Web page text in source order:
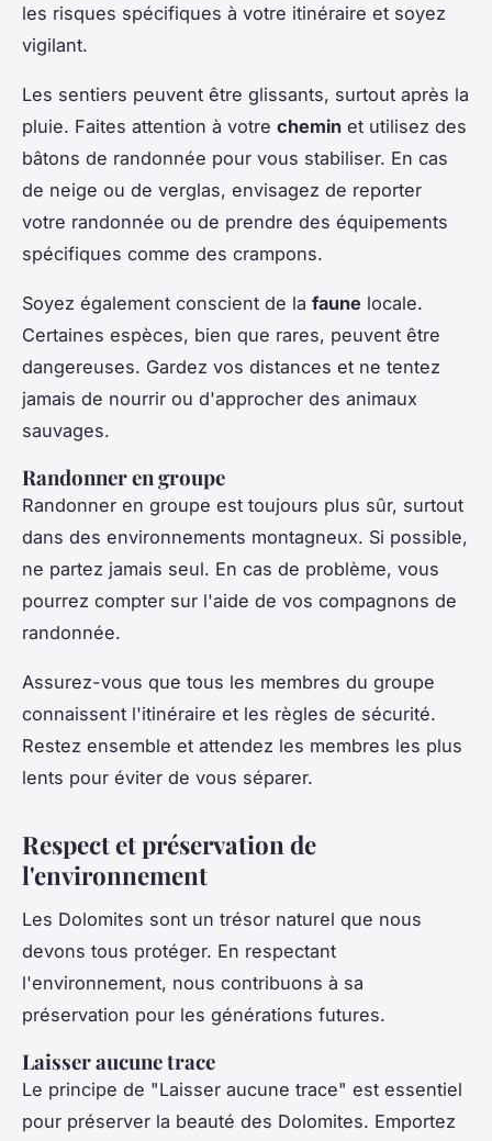
les risques spécifiques à votre itinéraire et soyez
vigilant.
Les sentiers peuvent être glissants, surtout après la
pluie. Faites attention à votre chemin et utilisez des
bâtons de randonnée pour vous stabiliser. En cas
de neige ou de verglas, envisagez de reporter
votre randonnée ou de prendre des équipements
spécifiques comme des crampons.
Soyez également conscient de la faune locale.
Certaines espèces, bien que rares, peuvent être
dangereuses. Gardez vos distances et ne tentez
jamais de nourrir ou d'approcher des animaux
sauvages.
Randonner en groupe
Randonner en groupe est toujours plus sûr, surtout
dans des environnements montagneux. Si possible,
ne partez jamais seul. En cas de problème, vous
pourrez compter sur l'aide de vos compagnons de
randonnée.
Assurez-vous que tous les membres du groupe
connaissent l'itinéraire et les règles de sécurité.
Restez ensemble et attendez les membres les plus
lents pour éviter de vous séparer.
Respect et préservation de
l'environnement
Les Dolomites sont un trésor naturel que nous
devons tous protéger. En respectant
l'environnement, nous contribuons à sa
préservation pour les générations futures.
Laisser aucune trace
Le principe de "Laisser aucune trace" est essentiel
pour préserver la beauté des Dolomites. Emportez